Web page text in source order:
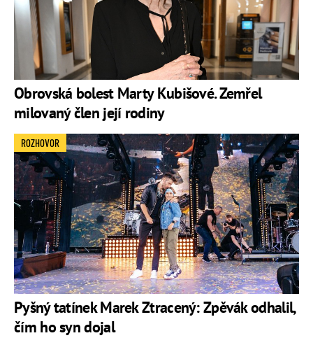
Obrovská bolest Marty Kubišové. Zemřel
milovaný člen její rodiny
Pyšný tatínek Marek Ztracený: Zpěvák odhalil,
čím ho syn dojal
ROZHOVOR